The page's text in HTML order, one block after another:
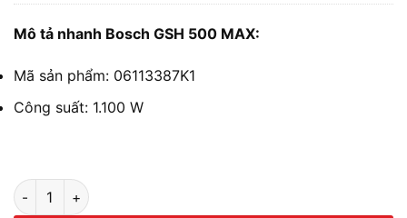
Mô tả nhanh Bosch GSH 500 MAX:
Mã sản phẩm: 06113387K1
Công suất: 1.100 W
Máy đục Bosch GSH 500 MAX số lượng